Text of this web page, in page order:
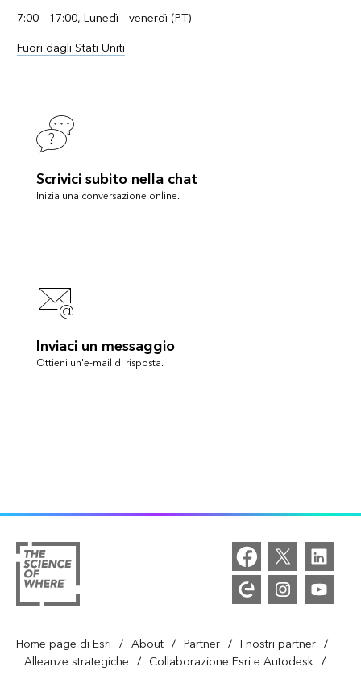
7:00 - 17:00, Lunedì - venerdì (PT)
Fuori dagli Stati Uniti
Scrivici subito nella chat
Inizia una conversazione online.
Inviaci un messaggio
Ottieni un'e-mail di risposta.
Home page di Esri / About / Partner / I nostri partner /
Alleanze strategiche / Collaborazione Esri e Autodesk /